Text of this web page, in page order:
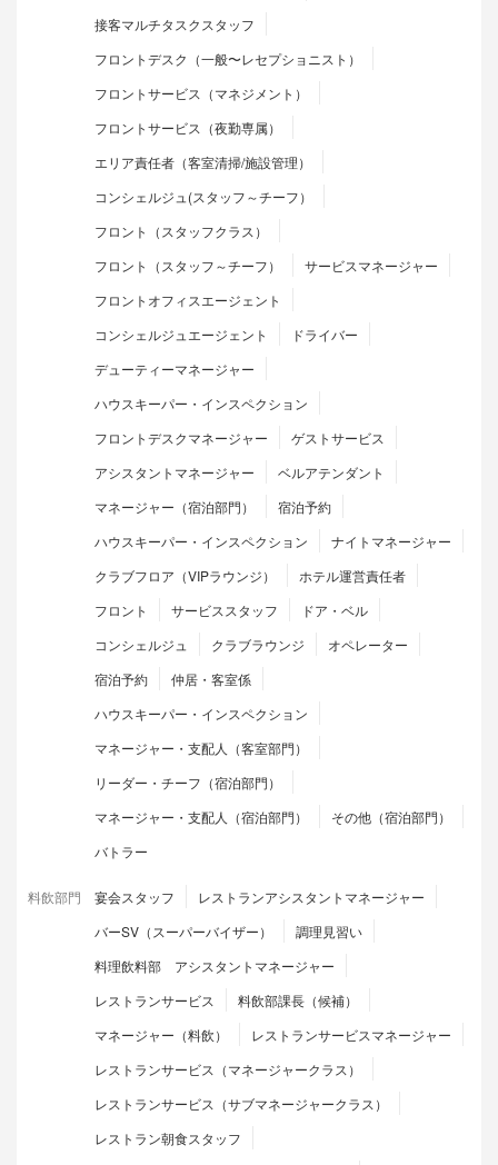
接客マルチタスクスタッフ
フロントデスク（一般〜レセプショニスト）
フロントサービス（マネジメント）
フロントサービス（夜勤専属）
エリア責任者（客室清掃/施設管理）
コンシェルジュ(スタッフ～チーフ）
フロント（スタッフクラス）
フロント（スタッフ～チーフ）
サービスマネージャー
フロントオフィスエージェント
コンシェルジュエージェント
ドライバー
デューティーマネージャー
ハウスキーパー・インスペクション
フロントデスクマネージャー
ゲストサービス
アシスタントマネージャー
ベルアテンダント
マネージャー（宿泊部門）
宿泊予約
ハウスキーパー・インスペクション
ナイトマネージャー
クラブフロア（VIPラウンジ）
ホテル運営責任者
フロント
サービススタッフ
ドア・ベル
コンシェルジュ
クラブラウンジ
オペレーター
宿泊予約
仲居・客室係
ハウスキーパー・インスペクション
マネージャー・支配人（客室部門）
リーダー・チーフ（宿泊部門）
マネージャー・支配人（宿泊部門）
その他（宿泊部門）
バトラー
料飲部門 宴会スタッフ
レストランアシスタントマネージャー
バーSV（スーパーバイザー）
調理見習い
料理飲料部 アシスタントマネージャー
レストランサービス
料飲部課長（候補）
マネージャー（料飲）
レストランサービスマネージャー
レストランサービス（マネージャークラス）
レストランサービス（サブマネージャークラス）
レストラン朝食スタッフ